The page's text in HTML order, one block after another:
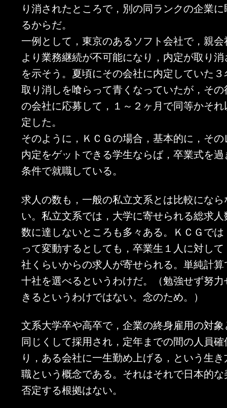
り消されたところで，別の同ランクの企業
るからだ。
一例として，東京のあるソフト会社で，親
より業務継続が不可能になり，内定が取り
を示そう。夏頃にその会社に内定していた
取り消しを喰らって青くなっていたが，そ
の会社に応募して，１～２ヶ月で同等かそ
定した。
そのように，ＫＣＧの場合，基本的に，そ
内定をゲットできる学生ならば，卒業式を
条件で就職している。
求人の数も，一般の私立文系とは比較にな
い。私立文系では，大学に寄せられる総求
数に達しないところも多々ある。ＫＣＧで
って変動するとしても，卒業生１人に対し
社くらいからの求人が寄せられる。単純計
十社を選べるというわけだ。（勉強せず努
きるというわけではない。念のため。）
文系大学卒や高卒で，企業の終身雇用の対
同じくして採用され，定年までの間の人員
り，ある会社に一生勤め上げる，という生
職という概念である。それはそれで日本的
否定する根拠はない。